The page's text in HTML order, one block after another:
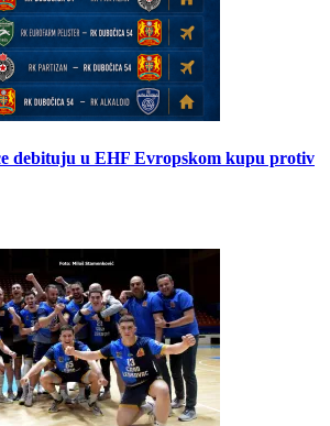
debituju u EHF Evropskom kupu protiv